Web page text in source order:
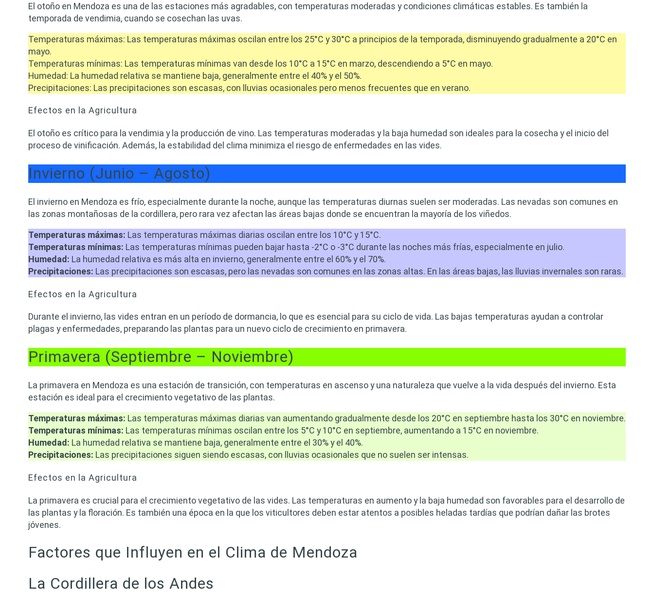
El otoño en Mendoza es una de las estaciones más agradables, con temperaturas moderadas y condiciones climáticas estables. Es también la
temporada de vendimia, cuando se cosechan las uvas.
Temperaturas máximas: Las temperaturas máximas oscilan entre los 25°C y 30°C a principios de la temporada, disminuyendo gradualmente a 20°C en
mayo.
Temperaturas mínimas: Las temperaturas mínimas van desde los 10°C a 15°C en marzo, descendiendo a 5°C en mayo.
Humedad: La humedad relativa se mantiene baja, generalmente entre el 40% y el 50%.
Precipitaciones: Las precipitaciones son escasas, con lluvias ocasionales pero menos frecuentes que en verano.
Efectos en la Agricultura
El otoño es crítico para la vendimia y la producción de vino. Las temperaturas moderadas y la baja humedad son ideales para la cosecha y el inicio del
proceso de vinificación. Además, la estabilidad del clima minimiza el riesgo de enfermedades en las vides.
Invierno (Junio – Agosto)
El invierno en Mendoza es frío, especialmente durante la noche, aunque las temperaturas diurnas suelen ser moderadas. Las nevadas son comunes en
las zonas montañosas de la cordillera, pero rara vez afectan las áreas bajas donde se encuentran la mayoría de los viñedos.
Temperaturas máximas: Las temperaturas máximas diarias oscilan entre los 10°C y 15°C.
Temperaturas mínimas: Las temperaturas mínimas pueden bajar hasta -2°C o -3°C durante las noches más frías, especialmente en julio.
Humedad: La humedad relativa es más alta en invierno, generalmente entre el 60% y el 70%.
Precipitaciones: Las precipitaciones son escasas, pero las nevadas son comunes en las zonas altas. En las áreas bajas, las lluvias invernales son raras.
Efectos en la Agricultura
Durante el invierno, las vides entran en un período de dormancia, lo que es esencial para su ciclo de vida. Las bajas temperaturas ayudan a controlar
plagas y enfermedades, preparando las plantas para un nuevo ciclo de crecimiento en primavera.
Primavera (Septiembre – Noviembre)
La primavera en Mendoza es una estación de transición, con temperaturas en ascenso y una naturaleza que vuelve a la vida después del invierno. Esta
estación es ideal para el crecimiento vegetativo de las plantas.
Temperaturas máximas: Las temperaturas máximas diarias van aumentando gradualmente desde los 20°C en septiembre hasta los 30°C en noviembre.
Temperaturas mínimas: Las temperaturas mínimas oscilan entre los 5°C y 10°C en septiembre, aumentando a 15°C en noviembre.
Humedad: La humedad relativa se mantiene baja, generalmente entre el 30% y el 40%.
Precipitaciones: Las precipitaciones siguen siendo escasas, con lluvias ocasionales que no suelen ser intensas.
Efectos en la Agricultura
La primavera es crucial para el crecimiento vegetativo de las vides. Las temperaturas en aumento y la baja humedad son favorables para el desarrollo de
las plantas y la floración. Es también una época en la que los viticultores deben estar atentos a posibles heladas tardías que podrían dañar las brotes
jóvenes.
Factores que Influyen en el Clima de Mendoza
La Cordillera de los Andes